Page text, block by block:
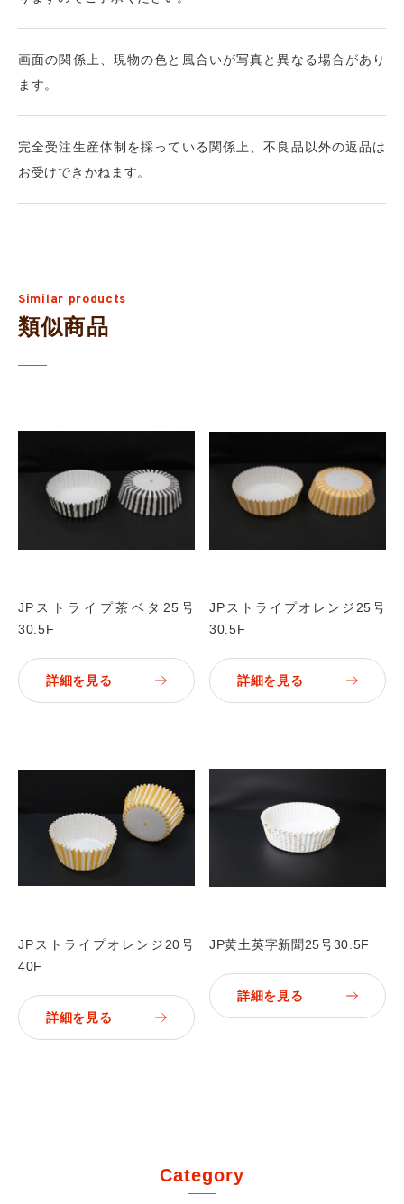
画面の関係上、現物の色と風合いが写真と異なる場合があり
ます。
完全受注生産体制を採っている関係上、不良品以外の返品は
お受けできかねます。
Similar products
類似商品
JPストライプ茶ベタ25号
30.5F
詳細を見る
JPストライプオレンジ25号
30.5F
詳細を見る
JPストライプオレンジ20号
40F
詳細を見る
JP黄土英字新聞25号30.5F
詳細を見る
Category